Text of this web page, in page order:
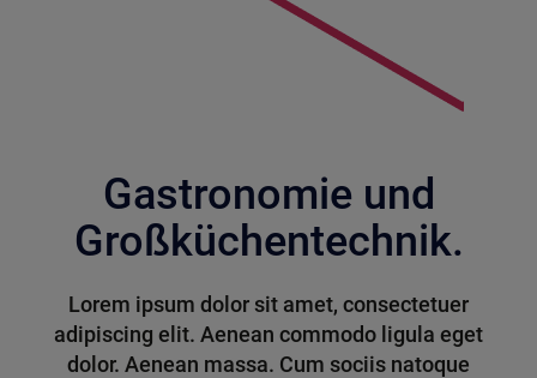
Gastronomie und
Großküchentechnik.
Lorem ipsum dolor sit amet, consectetuer
adipiscing elit. Aenean commodo ligula eget
dolor. Aenean massa. Cum sociis natoque